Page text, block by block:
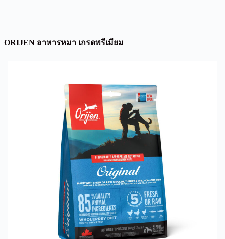
ORIJEN อาหารหมา เกรดพรีเมียม